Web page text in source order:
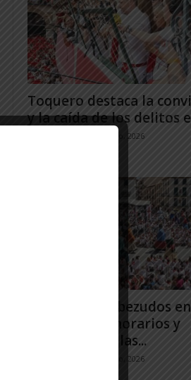
Toquero destaca la
y la caída de los delitos
31 julio, 2026
Gigantes y Cabezudos en
Tudela 2026: horarios y
recorridos en las...
25 julio, 2026